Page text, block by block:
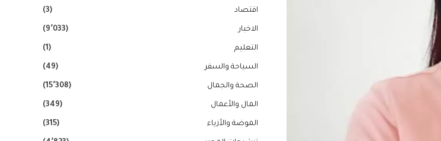
اقتصاد (3)
الاخبار (9٬033)
التعليم (1)
السياحة والسفر (49)
الصحة والجمال (15٬308)
المال والأعمال (349)
الموضة والأزياء (315)